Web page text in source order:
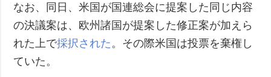
なお、同日、米国が国連総会に提案した同じ内容
の決議案は、欧州諸国が提案した修正案が加えら
れた上で採択された 。その際米国は投票を棄権し
ていた。